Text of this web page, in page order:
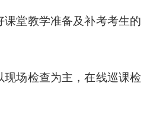
课堂教学准备及补考考生的
现场检查为主，在线巡课检